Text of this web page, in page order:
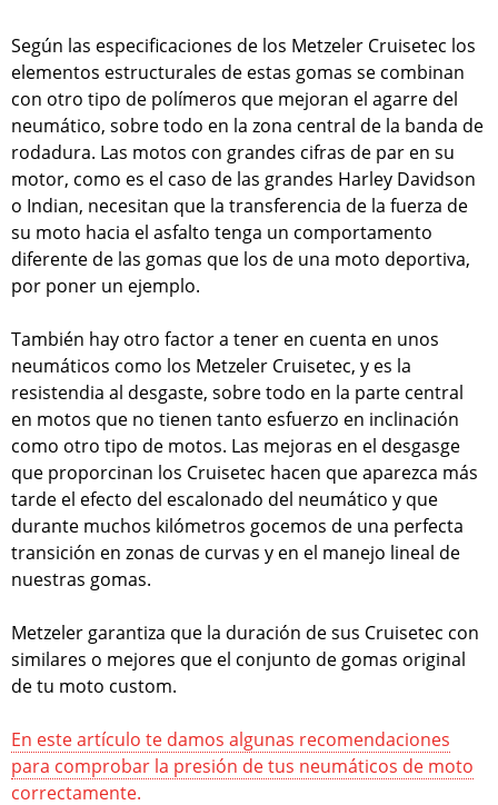
Según las especificaciones de los Metzeler Cruisetec los
elementos estructurales de estas gomas se combinan
con otro tipo de polímeros que mejoran el agarre del
neumático, sobre todo en la zona central de la banda de
rodadura. Las motos con grandes cifras de par en su
motor, como es el caso de las grandes Harley Davidson
o Indian, necesitan que la transferencia de la fuerza de
su moto hacia el asfalto tenga un comportamento
diferente de las gomas que los de una moto deportiva,
por poner un ejemplo.
También hay otro factor a tener en cuenta en unos
neumáticos como los Metzeler Cruisetec, y es la
resistendia al desgaste, sobre todo en la parte central
en motos que no tienen tanto esfuerzo en inclinación
como otro tipo de motos. Las mejoras en el desgasge
que proporcinan los Cruisetec hacen que aparezca más
tarde el efecto del escalonado del neumático y que
durante muchos kilómetros gocemos de una perfecta
transición en zonas de curvas y en el manejo lineal de
nuestras gomas.
Metzeler garantiza que la duración de sus Cruisetec con
similares o mejores que el conjunto de gomas original
de tu moto custom.
En este artículo te damos algunas recomendaciones
para comprobar la presión de tus neumáticos de moto
correctamente.